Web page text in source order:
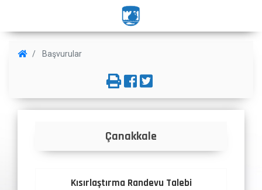
Başvurular
Çanakkale
Kısırlaştırma Randevu Talebi